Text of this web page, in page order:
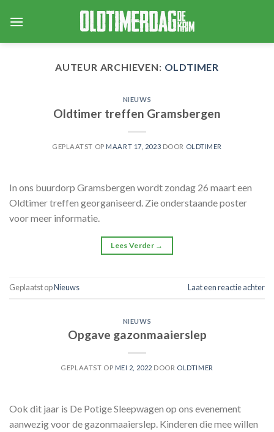
AUTEUR ARCHIEVEN: OLDTIMER
NIEUWS
Oldtimer treffen Gramsbergen
GEPLAATST OP MAART 17, 2023 DOOR OLDTIMER
In ons buurdorp Gramsbergen wordt zondag 26 maart een
Oldtimer treffen georganiseerd. Zie onderstaande poster
voor meer informatie.
Lees Verder →
Geplaatst opNieuws Laat een reactie achter
NIEUWS
Opgave gazonmaaierslep
GEPLAATST OP MEI 2, 2022 DOOR OLDTIMER
Ook dit jaar is De Potige Sleepwagen op ons evenement
aanwezig voor de gazonmaaierslep. Kinderen die mee willen